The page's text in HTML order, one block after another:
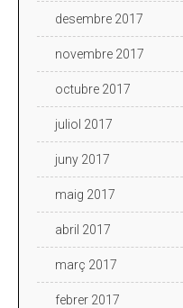
desembre 2017
novembre 2017
octubre 2017
juliol 2017
juny 2017
maig 2017
abril 2017
març 2017
febrer 2017